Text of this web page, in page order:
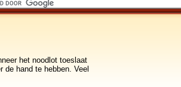
het noodlot toeslaat
hand te hebben. Veel